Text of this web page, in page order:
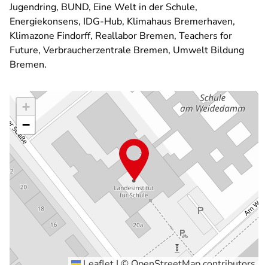
Jugendring, BUND, Eine Welt in der Schule,
Energiekonsens, IDG-Hub, Klimahaus Bremerhaven,
Klimazone Findorff, Reallabor Bremen, Teachers for
Future, Verbraucherzentrale Bremen, Umwelt Bildung
Bremen.
+
−